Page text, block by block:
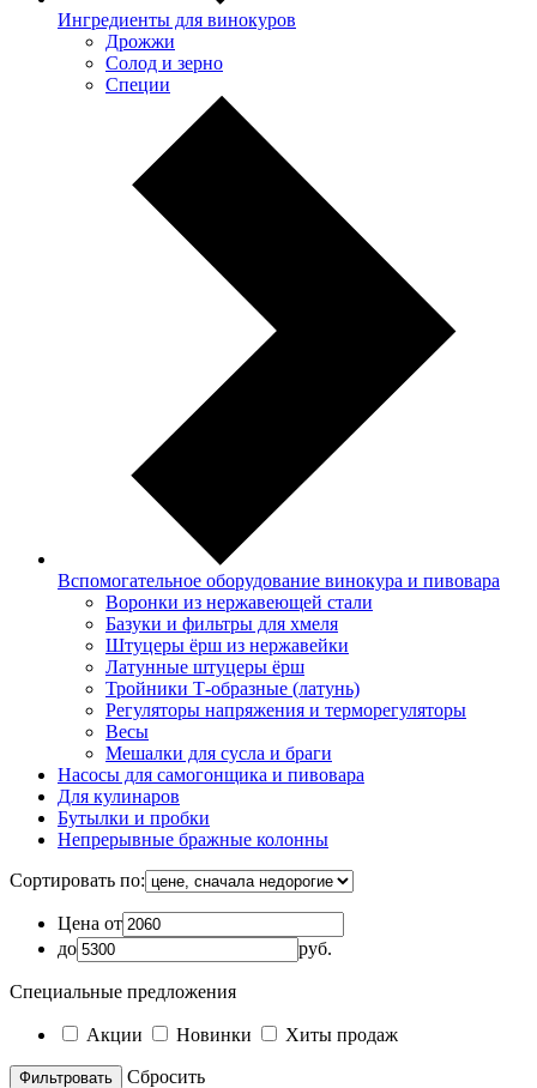
Ингредиенты для винокуров
Дрожжи
Солод и зерно
Специи
Вспомогательное оборудование винокура и пивовара
Воронки из нержавеющей стали
Базуки и фильтры для хмеля
Штуцеры ёрш из нержавейки
Латунные штуцеры ёрш
Тройники Т-образные (латунь)
Регуляторы напряжения и терморегуляторы
Весы
Мешалки для сусла и браги
Насосы для самогонщика и пивовара
Для кулинаров
Бутылки и пробки
Непрерывные бражные колонны
Сортировать по:
Цена от
до
руб.
Специальные предложения
Акции Новинки Хиты продаж
Cбросить